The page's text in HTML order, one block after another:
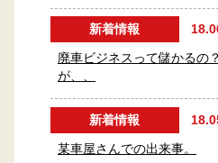
新着情報
廃車ビジネスって儲かるの
が、、
新着情報
某車屋さんでの出来事。